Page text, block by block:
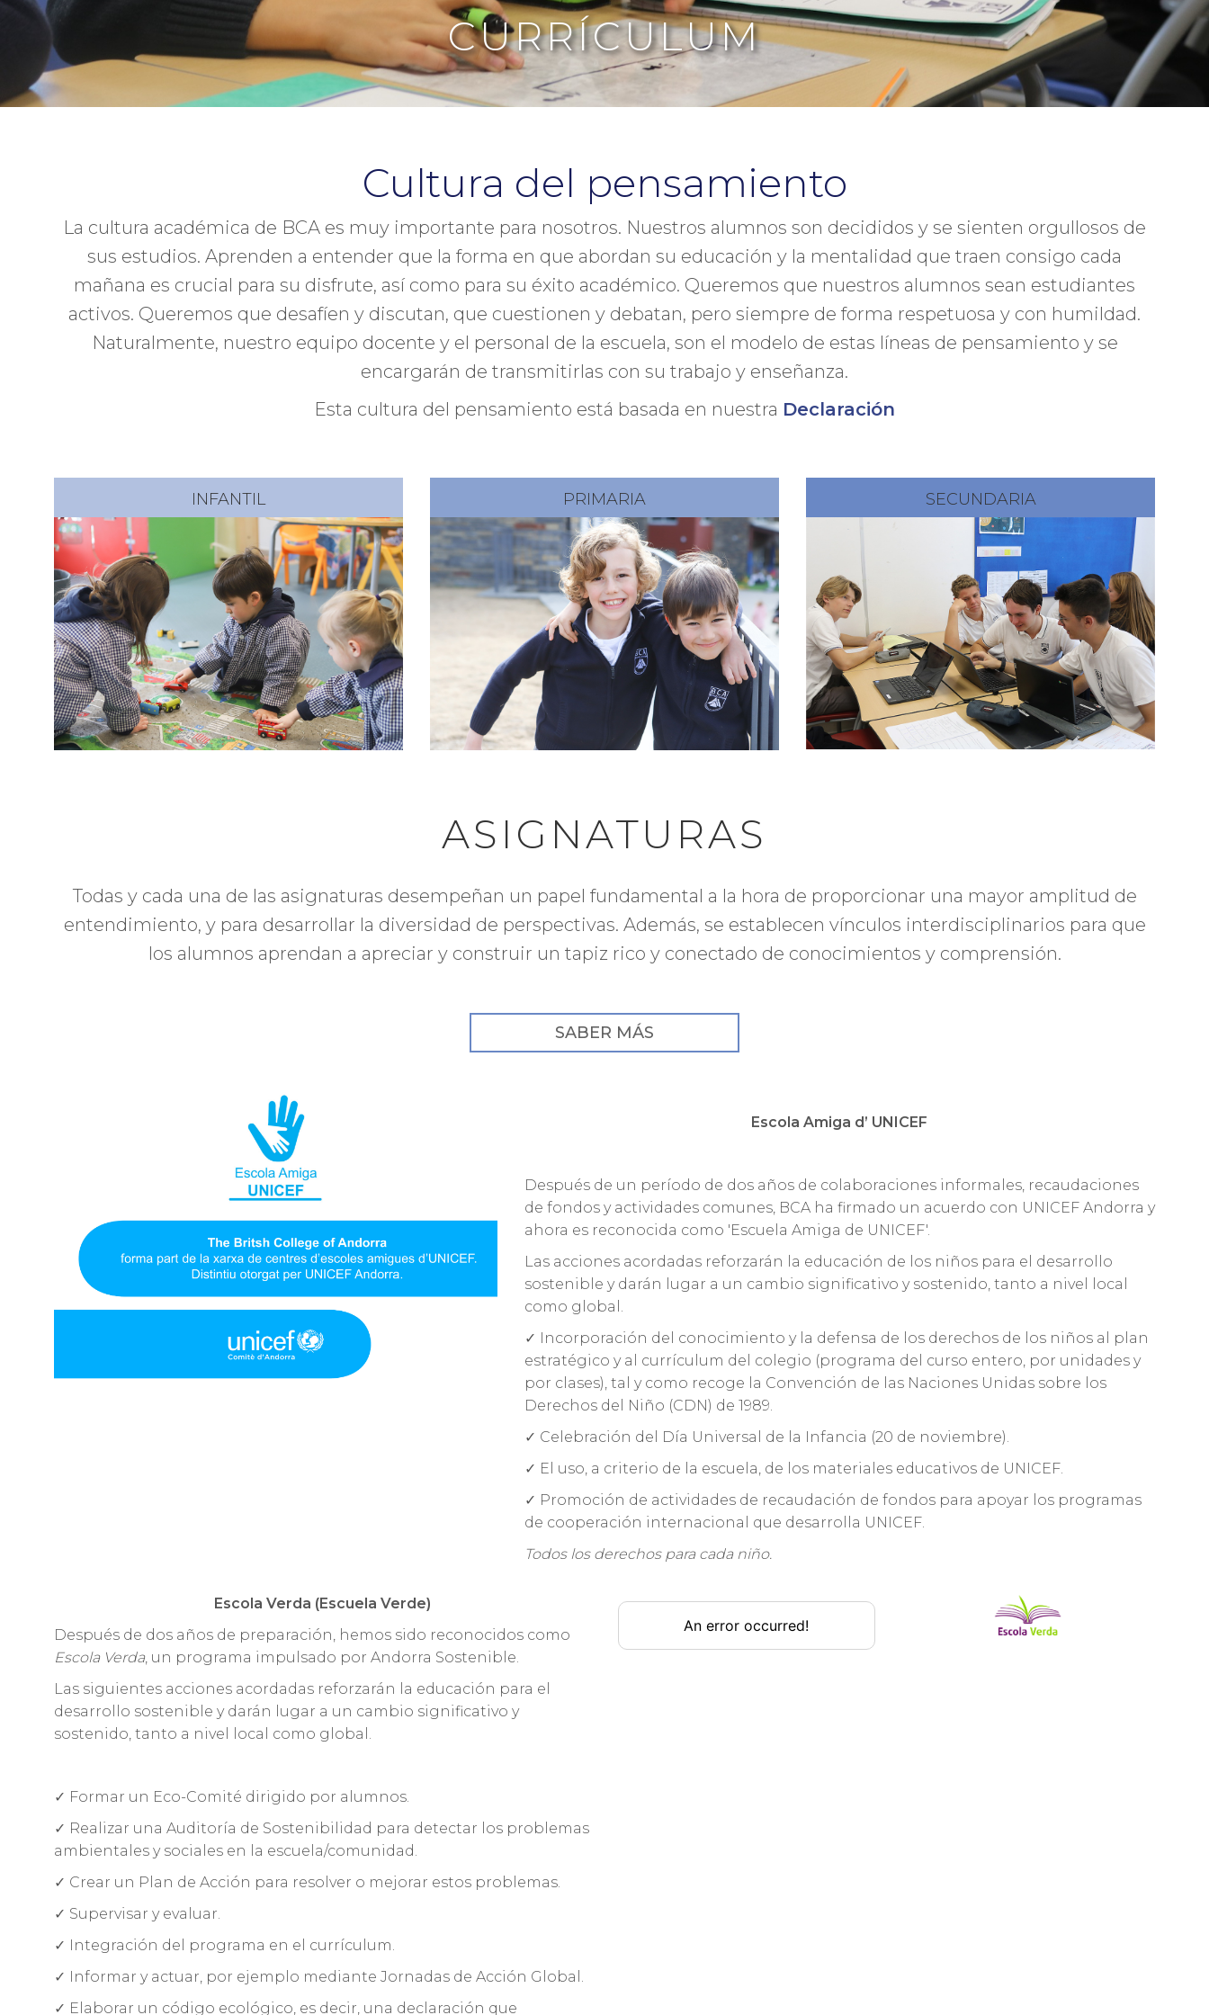
CURRÍCULUM
Cultura del pensamiento
La cultura académica de BCA es muy importante para nosotros. Nuestros alumnos son decididos y se sienten orgullosos de
sus estudios. Aprenden a entender que la forma en que abordan su educación y la mentalidad que traen consigo cada
mañana es crucial para su disfrute, así como para su éxito académico. Queremos que nuestros alumnos sean estudiantes
activos. Queremos que desafíen y discutan, que cuestionen y debatan, pero siempre de forma respetuosa y con humildad.
Naturalmente, nuestro equipo docente y el personal de la escuela, son el modelo de estas líneas de pensamiento y se
encargarán de transmitirlas con su trabajo y enseñanza.
Esta cultura del pensamiento está basada en nuestra Declaración
INFANTIL PRIMARIA SECUNDARIA
ASIGNATURAS
Todas y cada una de las asignaturas desempeñan un papel fundamental a la hora de proporcionar una mayor amplitud de
entendimiento, y para desarrollar la diversidad de perspectivas. Además, se establecen vínculos interdisciplinarios para que
los alumnos aprendan a apreciar y construir un tapiz rico y conectado de conocimientos y comprensión.
SABER MÁS
Escola Amiga d’ UNICEF
Después de un período de dos años de colaboraciones informales, recaudaciones
de fondos y actividades comunes, BCA ha firmado un acuerdo con UNICEF Andorra y
ahora es reconocida como 'Escuela Amiga de UNICEF'.
Las acciones acordadas reforzarán la educación de los niños para el desarrollo
sostenible y darán lugar a un cambio significativo y sostenido, tanto a nivel local
como global.
✓ Incorporación del conocimiento y la defensa de los derechos de los niños al plan
estratégico y al currículum del colegio (programa del curso entero, por unidades y
por clases), tal y como recoge la Convención de las Naciones Unidas sobre los
Derechos del Niño (CDN) de 1989.
✓ Celebración del Día Universal de la Infancia (20 de noviembre).
✓ El uso, a criterio de la escuela, de los materiales educativos de UNICEF.
✓ Promoción de actividades de recaudación de fondos para apoyar los programas
de cooperación internacional que desarrolla UNICEF.
Todos los derechos para cada niño.
Escola Verda (Escuela Verde)
Después de dos años de preparación, hemos sido reconocidos como
Escola Verda, un programa impulsado por Andorra Sostenible.
Las siguientes acciones acordadas reforzarán la educación para el
desarrollo sostenible y darán lugar a un cambio significativo y
sostenido, tanto a nivel local como global.
✓ Formar un Eco-Comité dirigido por alumnos.
✓ Realizar una Auditoría de Sostenibilidad para detectar los problemas
ambientales y sociales en la escuela/comunidad.
✓ Crear un Plan de Acción para resolver o mejorar estos problemas.
✓ Supervisar y evaluar.
✓ Integración del programa en el currículum.
✓ Informar y actuar, por ejemplo mediante Jornadas de Acción Global.
✓ Elaborar un código ecológico, es decir, una declaración que